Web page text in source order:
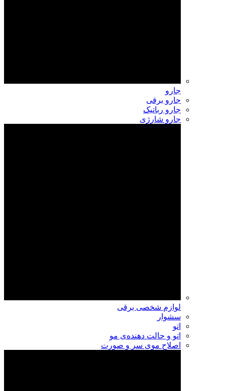
جارو
جارو برقی
جارو رباتیک
جارو شارژی
لوازم شخصی برقی
سشوار
اتو
اتو و حالت دهنده‌ی مو
اصلاح موی سر و صورت